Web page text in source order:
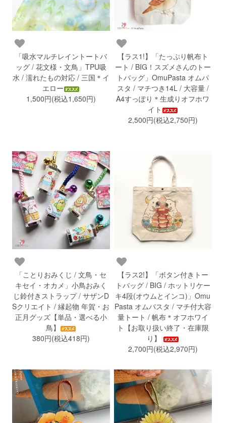
「吸水マルチレイントートバ
ッグ / 花文様・文鳥」TPU吸
水 / 濡れたもの対応 / 三国＊イ
エロー
1,500円(税込1,650円)
【ラス1!】「たっぷり帆布ト
ート / BIG！スズメさんのトー
トバッグ」OmuPasta オムパ
スタ / マチつき14L / 大容量 /
A4すっぽり＊生成りオフホワ
イト
2,500円(税込2,750円)
「ことりおみくじ / 文鳥・セ
キセイ・オカメ」小鳥おみく
じ鈴付きストラップ / サザンD
Sクリエイト / 縁起物 年賀・お
正月グッズ【単品・選べる小
鳥】
380円(税込418円)
【ラス2!】「ボタン付きトー
トバッグ / BIG / ホットリケー
キ4段(オウムとインコ)」Omu
Pasta オムパスタ / マチ付大容
量トート / 帆布＊オフホワイ
ト【お取り扱い終了・在庫限
り】
2,700円(税込2,970円)